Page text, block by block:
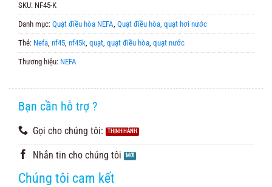
SKU: NF45-K
Danh mục: Quạt điều hòa NEFA, Quạt điều hòa, quạt hơi nước
Thẻ: Nefa, nf45, nf45k, quạt, quạt điều hòa, quạt nước
Thương hiệu: NEFA
Bạn cần hỗ trợ ?
Gọi cho chúng tôi:
Nhắn tin cho chúng tôi
Chúng tôi cam kết